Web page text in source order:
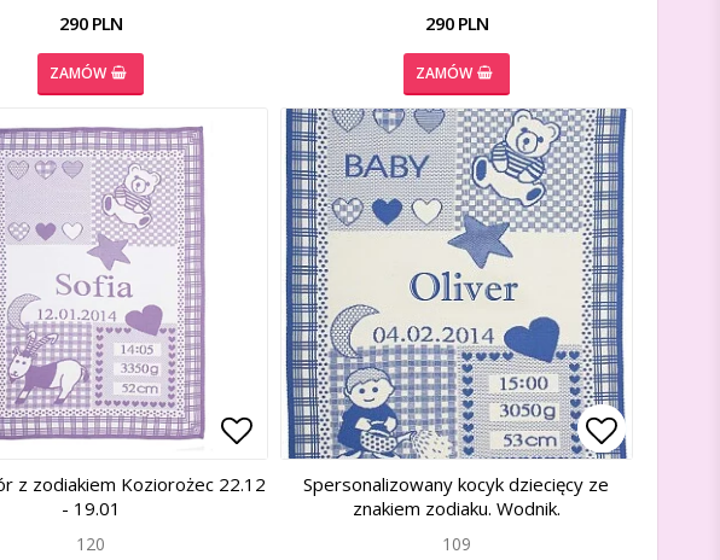
290 PLN
ZAMÓW
290 PLN
ZAMÓW
favorites
favorites Add to list of favorites
Add to list of favorites
z zodiakiem Koziorożec 22.12
- 19.01
120
Add to
Add to
Spersonalizowany kocyk dziecięcy ze
znakiem zodiaku. Wodnik.
109